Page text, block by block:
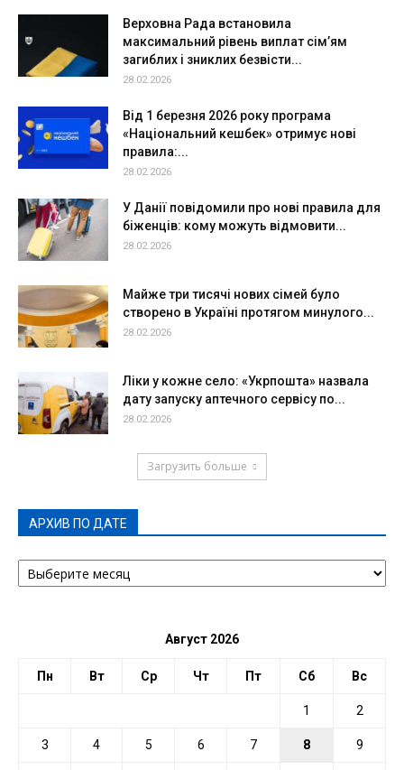
Верховна Рада встановила
максимальний рівень виплат сім’ям
загиблих і зниклих безвісти...
28.02.2026
Від 1 березня 2026 року програма
«Національний кешбек» отримує нові
правила:...
28.02.2026
У Данії повідомили про нові правила для
біженців: кому можуть відмовити...
28.02.2026
Майже три тисячі нових сімей було
створено в Україні протягом минулого...
28.02.2026
Ліки у кожне село: «Укрпошта» назвала
дату запуску аптечного сервісу по...
28.02.2026
Загрузить больше
АРХИВ ПО ДАТЕ
АРХИВ
ПО
Август 2026
Пн Вт Ср Чт Пт Сб Вс
1 2
3 4 5 6 7 8 9